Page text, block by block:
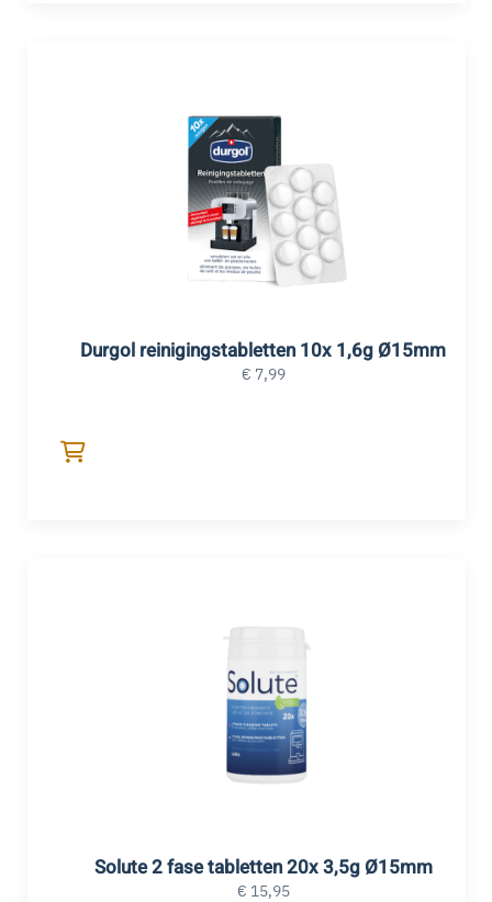
Durgol reinigingstabletten 10x 1,6g Ø15mm
€ 7,99
Solute 2 fase tabletten 20x 3,5g Ø15mm
€ 15,95